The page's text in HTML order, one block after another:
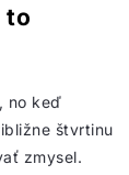
to
no keď
štvrtinu
zmysel.